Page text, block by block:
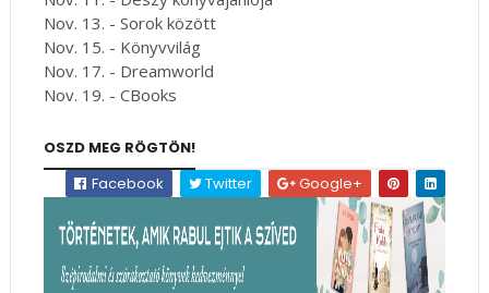
Nov. 13. - Sorok között
Nov. 15. - Könyvvilág
Nov. 17. - Dreamworld
Nov. 19. - CBooks
OSZD MEG RÖGTÖN!
Facebook
Twitter Google+